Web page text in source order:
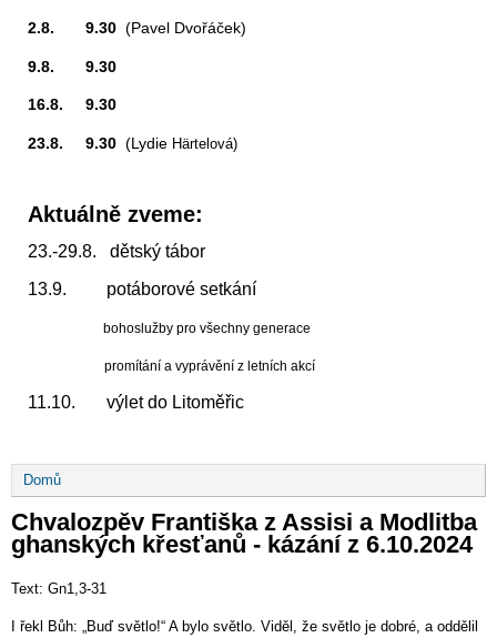
2.8. 9.30 (Pavel Dvořáček)
9.8. 9.30
16.8. 9.30
23.8. 9.30 (Lydie Härtelová)
Aktuálně zveme:
23.-29.8. dětský tábor
13.9. potáborové setkání
bohoslužby pro všechny generace
promítání a vyprávění z letních akcí
11.10. výlet do Litoměřic
Drobečková
navigace
Domů
Chvalozpěv Františka z Assisi a Modlitba
ghanských křesťanů - kázání z 6.10.2024
Text: Gn1,3-31
I řekl Bůh: „Buď světlo!“ A bylo světlo. Viděl, že světlo je dobré, a oddělil